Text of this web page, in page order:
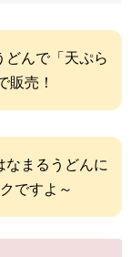
どんで「天ぷら
販売！
なまるうどんに
ですよ～